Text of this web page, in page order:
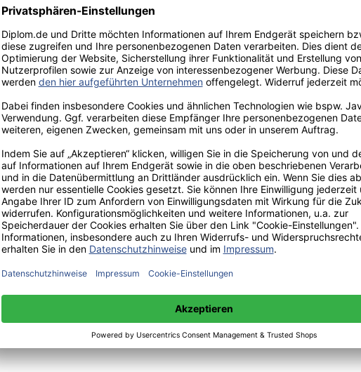
3D-Darstellung von Rissen in Bergwerkstollen mit Hilfe von